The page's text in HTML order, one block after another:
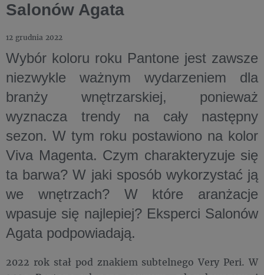
Salonów Agata
12 grudnia 2022
Wybór koloru roku Pantone jest zawsze
niezwykle ważnym wydarzeniem dla
branży wnętrzarskiej, ponieważ
wyznacza trendy na cały następny
sezon. W tym roku postawiono na kolor
Viva Magenta. Czym charakteryzuje się
ta barwa? W jaki sposób wykorzystać ją
we wnętrzach? W które aranżacje
wpasuje się najlepiej? Eksperci Salonów
Agata podpowiadają.
2022 rok stał pod znakiem subtelnego Very Peri. W